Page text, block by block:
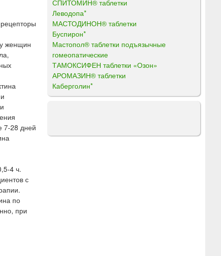
женщин
7-28 дней
4 ч.
с
по
при
СПИТОМИН® таблетки
Леводопа*
МАСТОДИНОН® таблетки
Буспирон*
Мастопол® таблетки подъязычные
гомеопатические
ТАМОКСИФЕН таблетки «Озон»
АРОМАЗИН® таблетки
Каберголин*